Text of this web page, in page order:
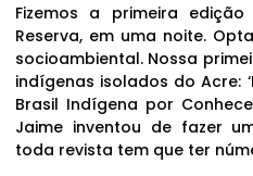
Fizemos a primeira
Reserva, em uma noite.
socioambiental. Nossa
indígenas isolados do Acre:
Brasil Indígena por
Jaime inventou de fazer
toda revista tem que ter